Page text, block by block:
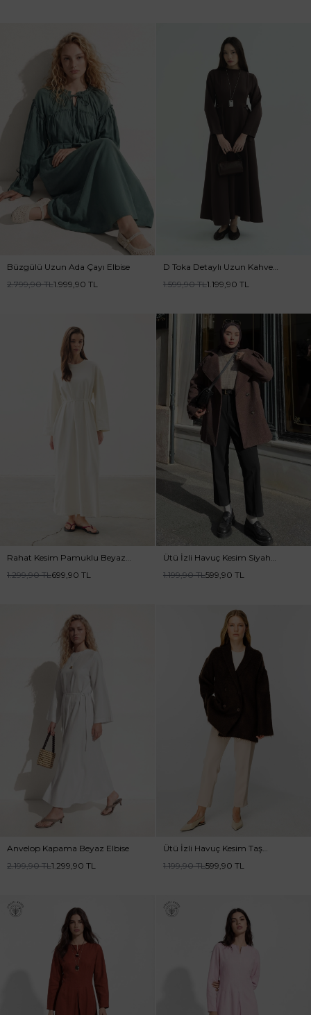
Büzgülü Uzun Ada Çayı Elbise
2.799,90TL1.999,90 TL
D Toka Detaylı Uzun Kahve
1.599,90TL1.199,90 TL
Rahat Kesim Pamuklu Beyaz
1.299,90TL699,90 TL
Ütü İzli Havuç Kesim Siyah
1.199,90TL599,90 TL
Anvelop Kapama Beyaz Elbise
2.199,90TL1.299,90 TL
Ütü İzli Havuç Kesim Taş
1.199,90TL599,90 TL